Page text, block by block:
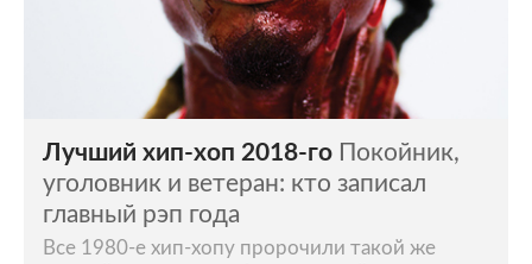
Лучший хип-хоп 2018-го Покойник,
уголовник и ветеран: кто записал
главный рэп года
Все 1980-е хип-хопу пророчили такой же